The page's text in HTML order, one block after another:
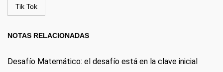
Tik Tok
NOTAS RELACIONADAS
Desafío Matemático: el desafío está en la clave inicial